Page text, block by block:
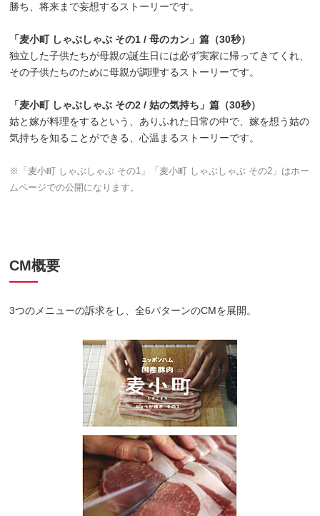
勝ち、将来まで妄想するストーリーです。
「麦小町 しゃぶしゃぶ その1 / 母のカン」篇（30秒）
独立した子供たちが母親の誕生日には必ず実家に帰ってきてくれ、
その子供たちのために母親が調理するストーリーです。
「麦小町 しゃぶしゃぶ その2 / 姑の気持ち」篇（30秒）
姑と嫁が料理をするという、ありふれた日常の中で、嫁を想う姑の
気持ちを知ることができる、心温まるストーリーです。
※「麦小町 しゃぶしゃぶ その1」「麦小町 しゃぶしゃぶ その2」はホー
ムページでの公開になります。
CM概要
3つのメニューの訴求をし、全6パターンのCMを展開。